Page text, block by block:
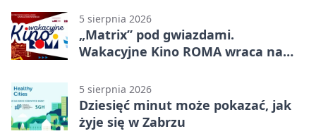
5 sierpnia 2026
„Matrix” pod gwiazdami.
Wakacyjne Kino ROMA wraca na
5 sierpnia 2026
Dziesięć minut może pokazać, jak
żyje się w Zabrzu